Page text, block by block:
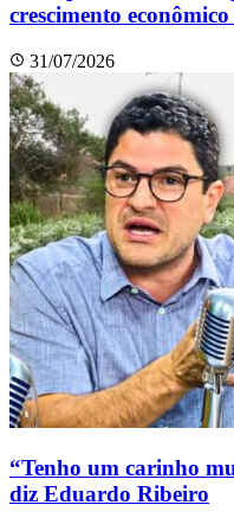
crescimento
31/07/2026
“Tenho um carinho
diz Eduardo Ribeiro